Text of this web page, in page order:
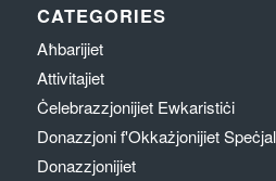
CATEGORIES
Aħbarijiet
Attivitajiet
Ċelebrazzjonijiet Ewkaristiċi
Donazzjoni f'Okkażjonijiet
Donazzjonijiet